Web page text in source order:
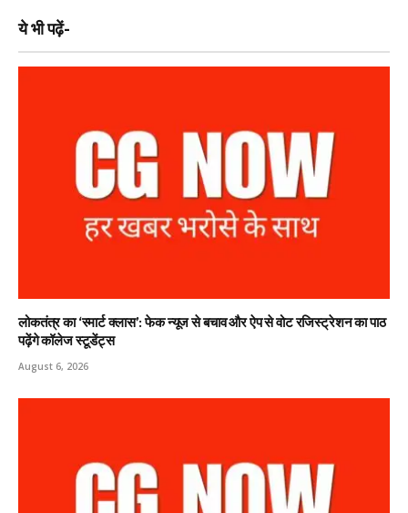
ये भी पढ़ें-
लोकतंत्र का ‘स्मार्ट क्लास’: फेक न्यूज से बचाव और ऐप से वोट रजिस्ट्रेशन का पाठ
पढ़ेंगे कॉलेज स्टूडेंट्स
August 6, 2026